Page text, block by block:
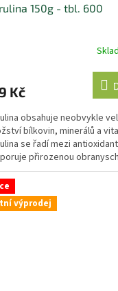
150g - tbl. 600
Kč
obsahuje neobvykle
bílkovin, minerálů a
se řadí mezi
přirozenou
však pouze zlomek...
výprodej